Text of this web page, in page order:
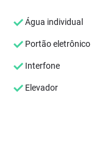
Água individual
Portão eletrônico
Interfone
Elevador